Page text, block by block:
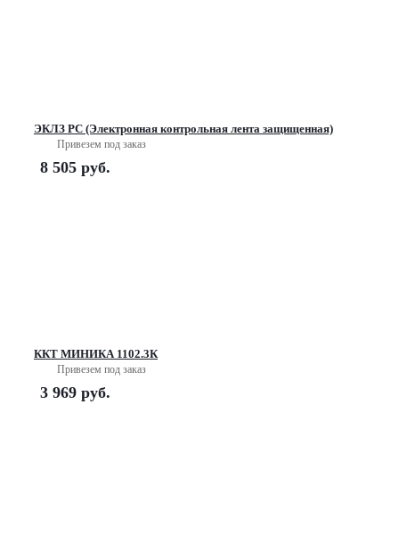
ЭКЛЗ РС (Электронная контрольная лента защищенная)
Привезем под заказ
8 505 руб.
ККТ МИНИКА 1102.3К
Привезем под заказ
3 969 руб.